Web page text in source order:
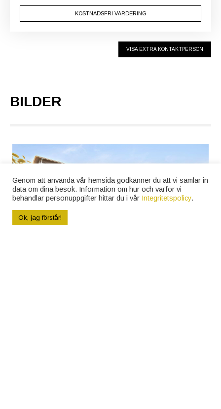
KOSTNADSFRI VÄRDERING
VISA EXTRA KONTAKTPERSON
BILDER
Genom att använda vår hemsida godkänner du att vi samlar in
data om dina besök. Information om hur och varför vi
behandlar personuppgifter hittar du i vår Integritetspolicy.
Ok, jag förstår!